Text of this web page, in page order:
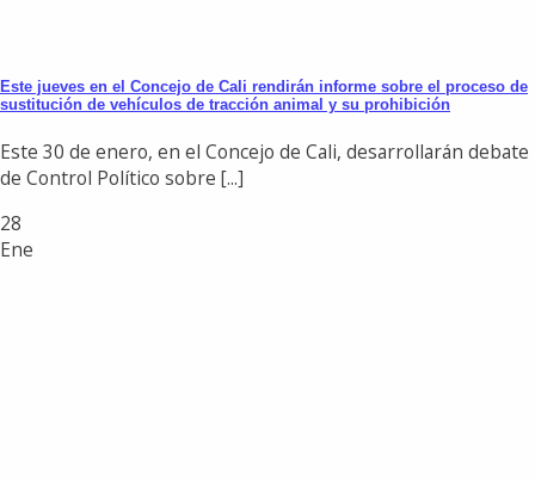
Este jueves en el Concejo de Cali rendirán informe sobre el proceso de
sustitución de vehículos de tracción animal y su prohibición
Este 30 de enero, en el Concejo de Cali, desarrollarán debate
de Control Político sobre [...]
28
Ene